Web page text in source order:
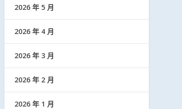
2026 年 5 月
2026 年 4 月
2026 年 3 月
2026 年 2 月
2026 年 1 月